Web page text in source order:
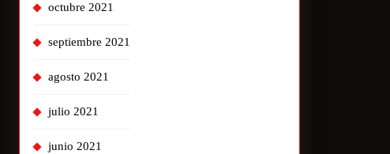
octubre 2021
septiembre 2021
agosto 2021
julio 2021
junio 2021